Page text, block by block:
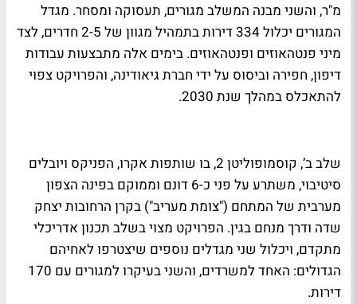
מ"ר, והשני מבנה המשלב מגורים, תעסוקה ומסחר. מגדל
המגורים יכלול 334 דירות בתמהיל מגוון של 2-5 חדרים, לצד
מיני פנטהאוזים ופנטהאוזים. בימים אלה מתבצעות עבודות
דיפון, חפירה וביסוס על ידי חברת גיאודינה, והפרויקט צפוי
להתאכלס במהלך שנת 2030.
שלב ב’, קוסמופוליטן 2, בו שותפות אקרו, הפניקס ויובלים
סיטיבוי, משתרע על פני כ-6 דונם וממוקם בפינה הצפון
מערבית של המתחם ("צומת מעריב") בקרן הרחובות יצחק
שדה ודרך מנחם בגין. הפרויקט מצוי בשלב תכנון אדריכלי
מתקדם, ויכלול שני מגדלים נוספים שיצטרפו לאחיהם
הגדולים: האחד למשרדים, והשני בעיקרו למגורים עם 170
דירות.